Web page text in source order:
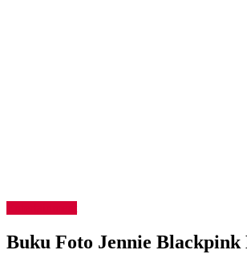
Buku Foto Jennie Blackpink